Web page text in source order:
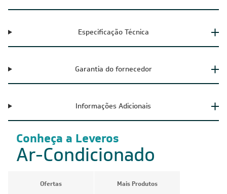
Especificação Técnica
Garantia do fornecedor
Informações Adicionais
Conheça a Leveros
Ar-Condicionado
Ofertas Mais Produtos